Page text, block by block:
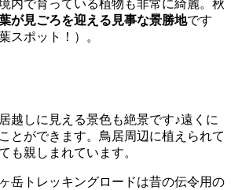
内で育っている植物も非常に綺麗。秋
が見ごろを迎える見事な景勝地です
スポット！）。
越しに見える景色も絶景です♪遠くに
とができます。鳥居周辺に植えられて
も親しまれています。
岳トレッキングロードは昔の伝令用の